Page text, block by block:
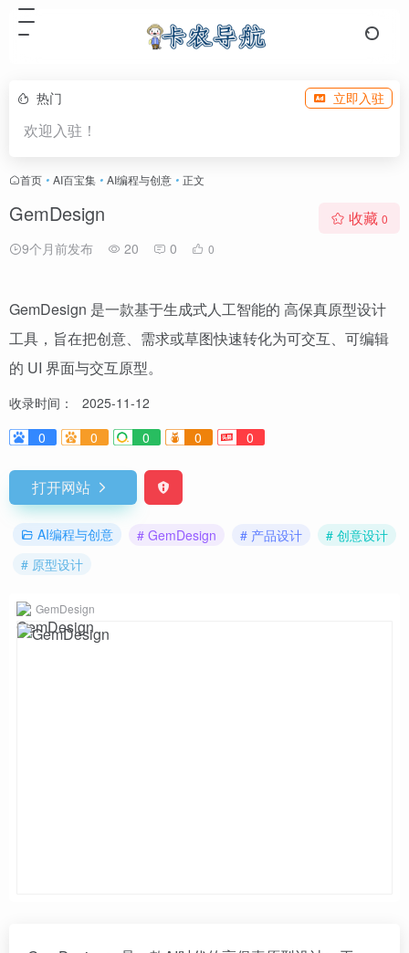
热门 立即入驻
欢迎入驻！
首页 • AI百宝集 • AI编程与创意 • 正文
GemDesign
9个月前发布 20 0 0
收藏 0
GemDesign 是一款基于生成式人工智能的 高保真原型设计
工具，旨在把创意、需求或草图快速转化为可交互、可编辑
的 UI 界面与交互原型。
收录时间：
2025-11-12
0
0 0 0 0
打开网站
AI编程与创意 # GemDesign # 产品设计
# 创意设计
# 原型设计
GemDesign